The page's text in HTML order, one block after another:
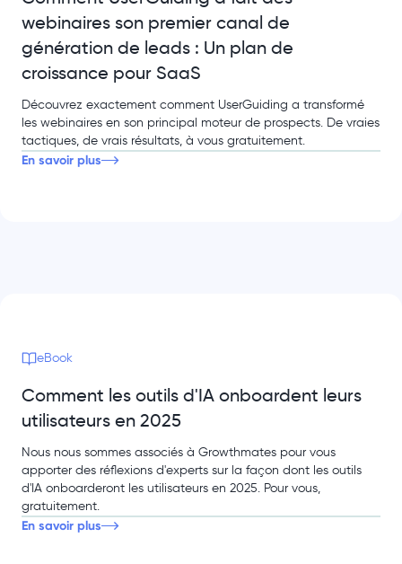
webinaires son premier canal de
génération de leads : Un plan de
croissance pour SaaS
Découvrez exactement comment UserGuiding a transformé
les webinaires en son principal moteur de prospects. De vraies
tactiques, de vrais résultats, à vous gratuitement.
En savoir plus
eBook
Comment les outils d'IA onboardent leurs
utilisateurs en 2025
Nous nous sommes associés à Growthmates pour vous
apporter des réflexions d'experts sur la façon dont les outils
d'IA onboarderont les utilisateurs en 2025. Pour vous,
gratuitement.
En savoir plus